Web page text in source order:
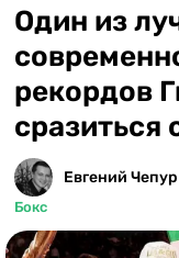
Испания
Германия
Италия
Франция
Украина
ЛЧ
Один из
рекордов
сразиться
Евгений Чепур
Бокс